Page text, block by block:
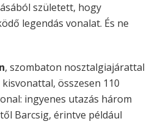
született, hogy
legendás vonalat. És ne
, szombaton nosztalgiajárattal
összesen 110
ingyenes utazás három
Barcsig, érintve például